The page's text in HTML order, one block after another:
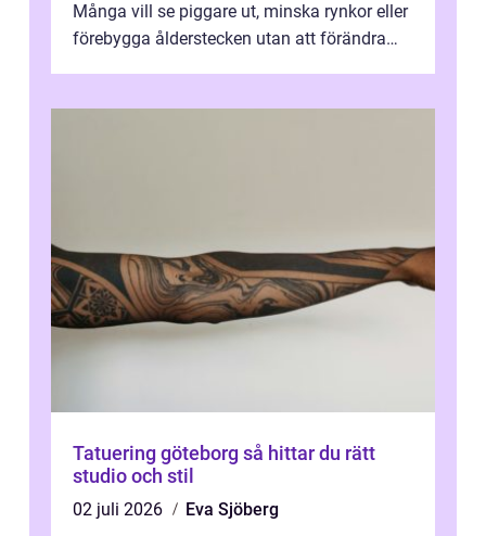
Många vill se piggare ut, minska rynkor eller
förebygga ålderstecken utan att förändra
Tatuering göteborg så hittar du rätt
studio och stil
02 juli 2026
Eva Sjöberg